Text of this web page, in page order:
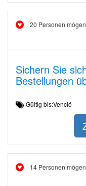
20 Personen
Sichern Sie
Bestellungen
Gültig bis:Venció
14 Personen